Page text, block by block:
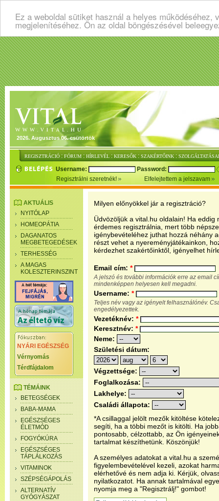
Ez a weboldal sütiket használ a helyes
megjelenítéséhez. Ön az oldal böngészésével
2026. Augusztus 06. csütörtök
REGISZTRÁCIÓ : FÓRUM : HÍRLEVÉL : KERESŐK : SZAKÉRTŐINK :
Username:
Password:
Regisztrálni szeretnék!
Elfelejtettem a jelszavam
AKTUÁLIS
NYITÓLAP
HOMEOPÁTIA
DAGANATOS
MEGBETEGEDÉSEK
TERHESSÉG
A MAGAS
KOLESZTERINSZINT
NYÁRI EGÉSZSÉG
Vérnyomás
Térdfájdalom
TÉMÁINK
BETEGSÉGEK
BABA-MAMA
EGÉSZSÉGES
ÉLETMÓD
FOGYÓKÚRA
EGÉSZSÉGES
TÁPLÁLKOZÁS
VITAMINOK
SZÉPSÉGÁPOLÁS
ALTERNATÍV
GYÓGYÁSZAT
Milyen előnyökkel jár a regisztráció?
Üdvözöljük a vital.hu oldalain! Ha eddig
érdemes regisztrálnia, mert több
igénybevételéhez juthat hozzá néhány
részt vehet a nyereményjátékainkon,
kérdezhet szakértőinktől, igényelhet
Email cím: *
A jelszó és további információk erre az email
mindenképpen helyesen kell megadni.
Username: *
Teljes név vagy az igényelt felhasználónév.
engedélyezettek.
Vezetéknév: *
Keresztnév: *
Neme:
Születési dátum:
Végzettsége:
Foglalkozása:
Lakhelye:
Családi állapota:
*A csillaggal jelölt mezők kitöltése
segíti, ha a többi mezőt is kitölti. Ha
pontosabb, célzottabb, az Ön
tartalmat készíthetünk. Köszönjük!
A személyes adatokat a vital.hu a
figyelembevételével kezeli, azokat
elérhetővé és nem adja ki. Kérjük,
nyilatkozatot. Ha annak tartalmával
nyomja meg a "Regisztrálj!" gombot!